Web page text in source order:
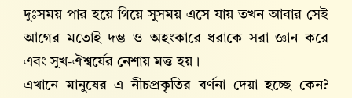
দুঃসময় পার হয়ে গিয়ে সুসময় এসে যায় তখন আবার সেই
আগের মতোই দম্ভ ও অহংকারে ধরাকে সরা জ্ঞান করে
এবং সুখ-ঐশ্বর্যের নেশায় মত্ত হয়।
এখানে মানুষের এ নীচপ্রকৃতির বর্ণনা দেয়া হচ্ছে কেন?